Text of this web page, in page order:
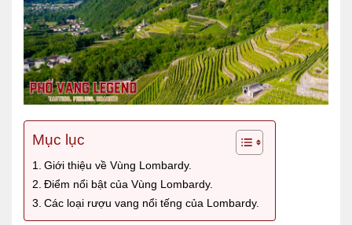
Mục lục
Giới thiệu về Vùng Lombardy.
Điểm nổi bật của Vùng Lombardy.
Các loại rượu vang nổi tếng của Lombardy.